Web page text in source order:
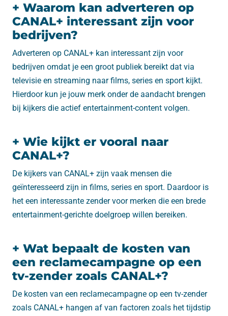
+ Waarom kan adverteren op
CANAL+ interessant zijn voor
bedrijven?
Adverteren op CANAL+ kan interessant zijn voor
bedrijven omdat je een groot publiek bereikt dat via
televisie en streaming naar films, series en sport kijkt.
Hierdoor kun je jouw merk onder de aandacht brengen
bij kijkers die actief entertainment-content volgen.
+ Wie kijkt er vooral naar
CANAL+?
De kijkers van CANAL+ zijn vaak mensen die
geïnteresseerd zijn in films, series en sport. Daardoor is
het een interessante zender voor merken die een brede
entertainment-gerichte doelgroep willen bereiken.
+ Wat bepaalt de kosten van
een reclamecampagne op een
tv-zender zoals CANAL+?
De kosten van een reclamecampagne op een tv-zender
zoals CANAL+ hangen af van factoren zoals het tijdstip